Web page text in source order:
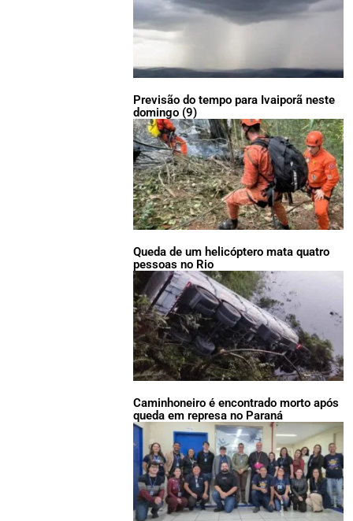
Previsão do tempo para Ivaiporã neste
domingo (9)
Queda de um helicóptero mata quatro
pessoas no Rio
Caminhoneiro é encontrado morto após
queda em represa no Paraná